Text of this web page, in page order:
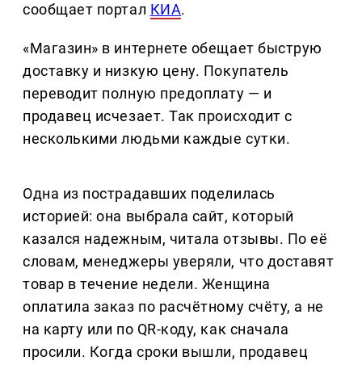
сообщает портал КИА.
«Магазин» в интернете обещает быструю
доставку и низкую цену. Покупатель
переводит полную предоплату — и
продавец исчезает. Так происходит с
несколькими людьми каждые сутки.
Одна из пострадавших поделилась
историей: она выбрала сайт, который
казался надежным, читала отзывы. По её
словам, менеджеры уверяли, что доставят
товар в течение недели. Женщина
оплатила заказ по расчётному счёту, а не
на карту или по QR-коду, как сначала
просили. Когда сроки вышли, продавец